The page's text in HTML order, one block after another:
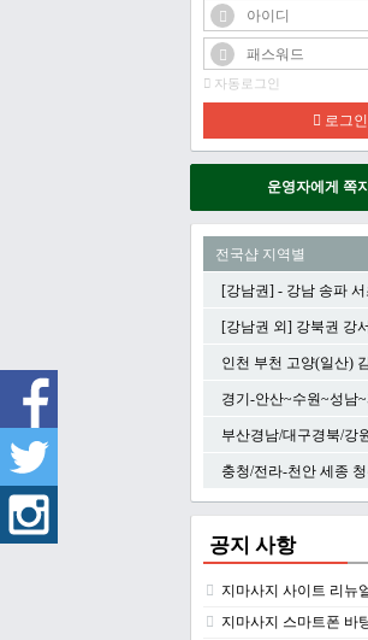
자동로그인
로그인
운영자에게 쪽
전국샵 지역별
[강남권] - 강남 송파
[강남권 외] 강북권 강
인천 부천 고양(일산)
경기-안산~수원~성남
부산경남/대구경북/강
충청/전라-천안 세종
공지 사항
지마사지 사이트 리뉴
지마사지 스마트폰 바